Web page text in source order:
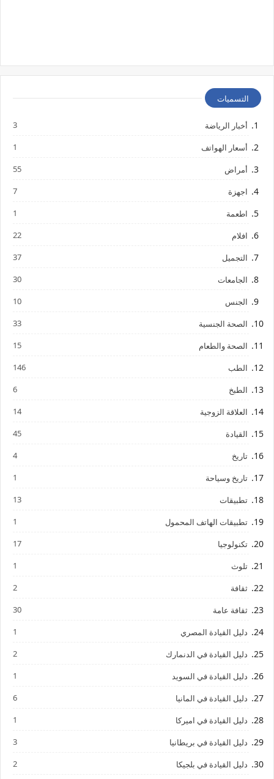
التسميات
أخبار الرياضة 3
أسعار الهواتف 1
أمراض 55
اجهزة 7
اطعمة 1
افلام 22
التجميل 37
الجامعات 30
الجنس 10
الصحة الجنسية 33
الصحة والطعام 15
الطب 146
الطبخ 6
العلاقة الزوجية 14
القيادة 45
تاريخ 4
تاريخ وسياحة 1
تطبيقات 13
تطبيقات الهاتف المحمول 1
تكنولوجيا 17
تلوث 1
ثقافة 2
ثقافة عامة 30
دليل القيادة المصري 1
دليل القيادة في الدنمارك 2
دليل القيادة في السويد 1
دليل القيادة في المانيا 6
دليل القيادة في اميركا 1
دليل القيادة في بريطانيا 3
دليل القيادة في بلجيكا 2